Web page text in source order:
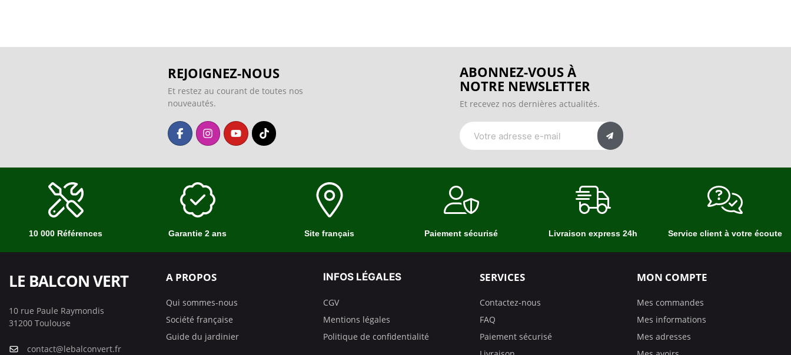
REJOIGNEZ-NOUS
Et restez au courant de toutes nos
nouveautés.
ABONNEZ-VOUS À
NOTRE NEWSLETTER
Et recevez nos dernières actualités.
10 000 Références Garantie 2 ans Site français Paiement sécurisé Livraison express 24h Service client à votre écoute
LE BALCON VERT
10 rue Paule Raymondis
31200 Toulouse
contact@lebalconvert.fr
A PROPOS
Qui sommes-nous
Société française
Guide du jardinier
INFOS LÉGALES
CGV
Mentions légales
Politique de confidentialité
SERVICES
Contactez-nous
FAQ
Paiement sécurisé
MON COMPTE
Mes commandes
Mes informations
Mes adresses